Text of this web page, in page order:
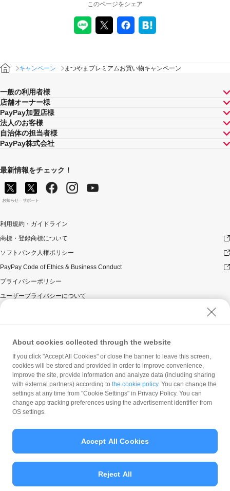
このページをシェア
キャンペーン まつやまプレミアムお買い物キャンペーン
一般の利用者様
店舗オーナー様
PayPay加盟店様
法人のお客様
自治体の担当者様
PayPay株式会社
最新情報をチェック！
お知らせ サポート
利用規約・ガイドライン
商標・登録商標について
ソフトバンク人権ポリシー
PayPay Code of Ethics & Business Conduct
プライバシーポリシー
ユーザープライバシーについて
ウェブサイト利用規約
反社会的勢力に対する方針
勧誘方針
マネロン等基本方針
カスタマーハラスメントに関する当社の考え方
© PayPay Corporation
About cookies collected through the website
If you click "Accept All Cookies" or close the banner to leave this screen,
cookies will be stored and provided in order to improve convenience,
improve the site, provide information and analyze data (including sharing
with external partners) according to the cookie policy. You can change the
settings at any time from "Cookie Settings" in Privacy Policy. You can
change app tracking preferences using the advertisement identifier from
OS settings.
Reject All
Accept All Cookies